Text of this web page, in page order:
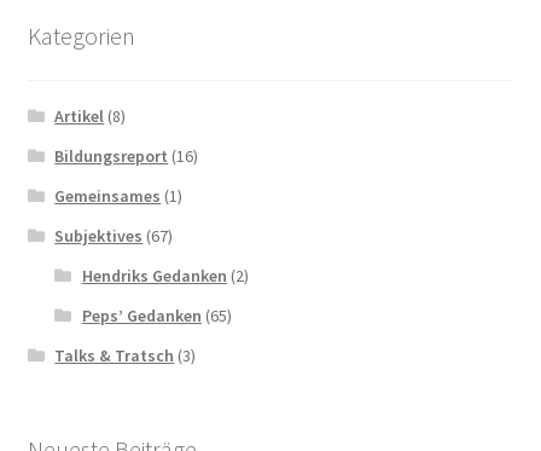
Kategorien
Artikel (8)
Bildungsreport (16)
Gemeinsames (1)
Subjektives (67)
Hendriks Gedanken (2)
Peps’ Gedanken (65)
Talks & Tratsch (3)